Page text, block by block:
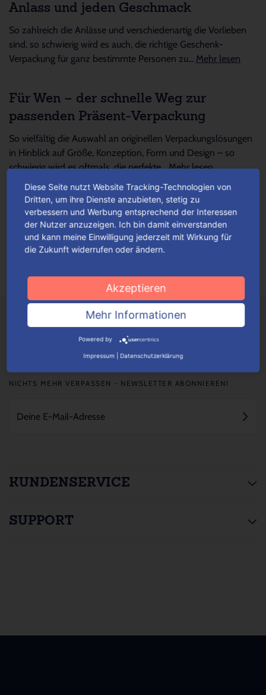
Anlass und jeden Geschmack
So zahlreich die Anlässe und verschiedenartig die Vorlieben
sind, so schwierig wird es auch, die richtige Geschenk-
Verpackung für ganz bestimmte Personen zu... Mehr lesen
Für Wen – der schnelle Weg zur
passenden Präsent-Verpackung
So vielfältig die Auswahl an originellen Verpackungslösungen
in Hinblick auf Größe, Konzeption, Form und Design – so
schwierig wird es oftmals, die perfekte...Mehr lesen
Verpackungen einfach konfigurieren
Je nach Verpackungstyp kannst du ganz einfach deine
Wunschverpackung nach bestimmten Auswahlkriterien
KUNDENSERVICE
SUPPORT
NICHTS MEHR VERPASSEN - NEWSLETTER ABONNIEREN!
Diese Seite nutzt Website Tracking-Technologien von
Dritten, um ihre Dienste anzubieten, stetig zu
verbessern und Werbung entsprechend der Interessen
der Nutzer anzuzeigen. Ich bin damit einverstanden
und kann meine Einwilligung jederzeit mit Wirkung für
die Zukunft widerrufen oder ändern.
Akzeptieren
Mehr Informationen
Powered by
Impressum Datenschutzerklärung